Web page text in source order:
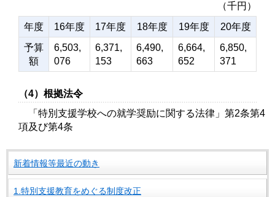
（千円）
年度
16年度 17年度 18年度 19年度
20年度
予算
額
6,503,
076
6,371,
153
6,490,
663
6,664,
652
6,850,
371
（4）根拠法令
「特別支援学校への就学奨励に関する法律」第2条第4
項及び第4条
新着情報等最近の動き
1.特別支援教育をめぐる制度改正